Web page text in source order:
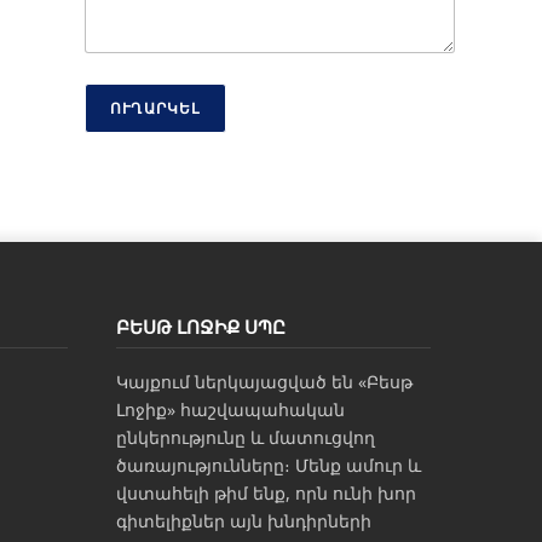
ն
ե
ՈՒՂԱՐԿԵԼ
ԲԵՍԹ ԼՈՋԻՔ ՍՊԸ
Կայքում ներկայացված են «Բեսթ
Լոջիք» հաշվապահական
ընկերությունը և մատուցվող
ծառայությունները։ Մենք ամուր և
վստահելի թիմ ենք, որն ունի խոր
գիտելիքներ այն խնդիրների